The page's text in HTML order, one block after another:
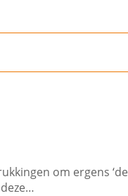
om ergens ‘de